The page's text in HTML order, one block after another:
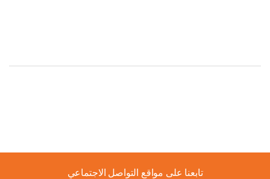
تابعنا على مواقع التواصل الاجتماعي